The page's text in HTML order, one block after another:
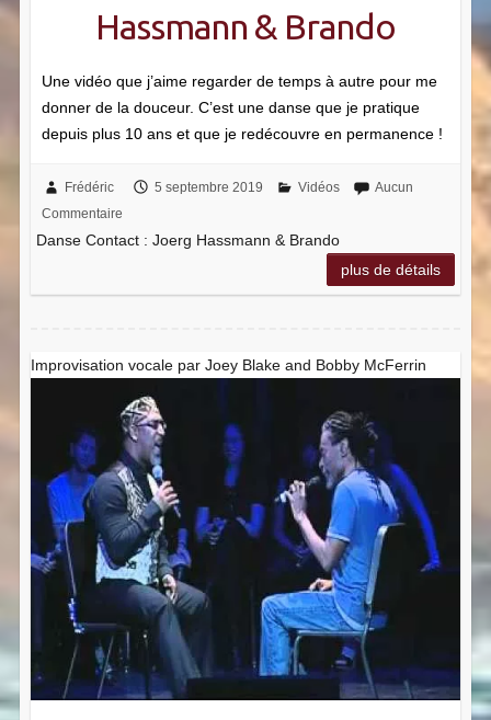
Hassmann & Brando
Une vidéo que j’aime regarder de temps à autre pour me
donner de la douceur. C’est une danse que je pratique
depuis plus 10 ans et que je redécouvre en permanence !
Frédéric 5 septembre 2019 Vidéos
Aucun
Commentaire
Danse Contact : Joerg Hassmann & Brando
plus de détails
Improvisation vocale par Joey Blake and Bobby McFerrin